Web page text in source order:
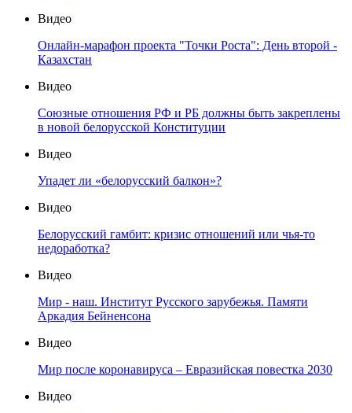
Видео
Онлайн-марафон проекта "Точки Роста": День второй -
Казахстан
Видео
Союзные отношения РФ и РБ должны быть закреплены
в новой белорусской Конституции
Видео
Упадет ли «белорусский балкон»?
Видео
Белорусский гамбит: кризис отношений или чья-то
недоработка?
Видео
Мир - наш. Институт Русского зарубежья. Памяти
Аркадия Бейненсона
Видео
Мир после коронавируса – Евразийская повестка 2030
Видео